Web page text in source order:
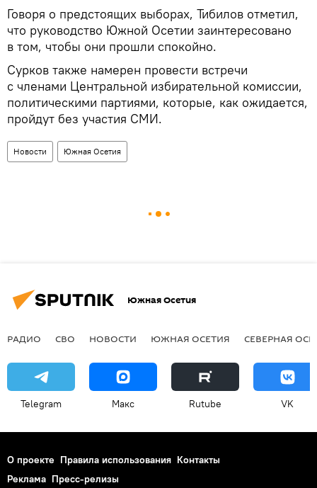
Говоря о предстоящих выборах, Тибилов отметил,
что руководство Южной Осетии заинтересовано
в том, чтобы они прошли спокойно.
Сурков также намерен провести встречи
с членами Центральной избирательной комиссии,
политическими партиями, которые, как ожидается,
пройдут без участия СМИ.
Новости Южная Осетия
Южная Осетия
РАДИО СВО НОВОСТИ ЮЖНАЯ ОСЕТИЯ СЕВЕРНАЯ
Telegram Макс Rutube VK
О проекте Правила использования Контакты
Реклама Пресс-релизы